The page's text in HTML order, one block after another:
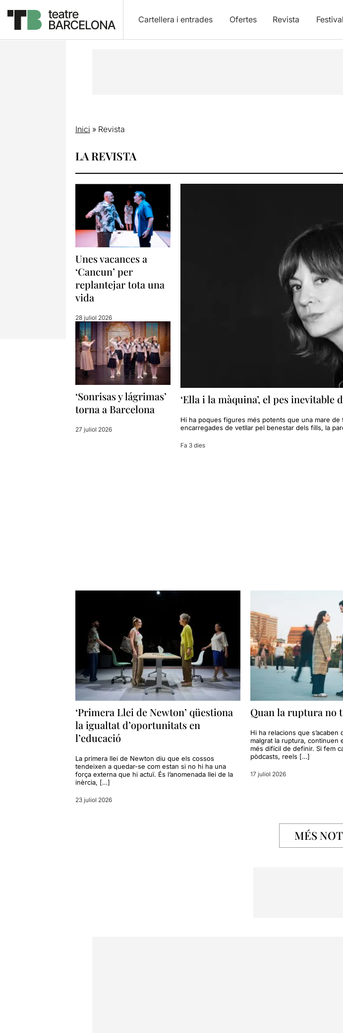
Cartellera i entrades Ofertes Revista
Inici » Revista
LA REVISTA
Unes vacances a
‘Cancun’ per
replantejar tota una
vida
28 juliol 2026
‘Sonrisas y lágrimas’
torna a Barcelona
27 juliol 2026
‘Ella i la màquina’, el pes
Hi ha poques figures més potents que una mare
encarregades de vetllar pel benestar dels fills, la
Fa 3 dies
‘Primera Llei de Newton’ qüestiona
la igualtat d’oportunitats en
l’educació
La primera llei de Newton diu que els cossos
tendeixen a quedar-se com estan si no hi ha una
força externa que hi actuï. És l’anomenada llei de la
inèrcia, […]
23 juliol 2026
Quan la ruptura no
Hi ha relacions que s’acaben
malgrat la ruptura, continuen
més difícil de definir. Si fem
pòdcasts, reels […]
17 juliol 2026
MÉS